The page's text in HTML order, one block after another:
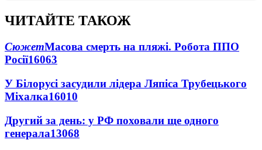
ЧИТАЙТЕ ТАКОЖ
СюжетМасова смерть на пляжі. Робота ППО
Росії16063
У Білорусі засудили лідера Ляпіса Трубецького
Міхалка16010
Другий за день: у РФ поховали ще одного
генерала13068